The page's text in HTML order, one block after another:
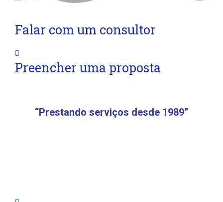
Falar com um consultor
Preencher uma proposta
“Prestando serviços desde 1989”